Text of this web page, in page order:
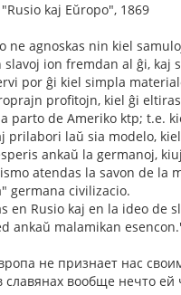
kaj Eŭropo", 1869
ne agnoskas nin kiel
slavoj ion fremdan al ĝi, kaj
por ĝi kiel simpla
profitojn, kiel ĝi
parto de Ameriko ktp; t.e.
prilabori laŭ sia modelo,
ankaŭ la germanoj,
atendas la savon de la
germana civilizacio.
en Rusio kaj en la ideo de
ankaŭ malamikan
не признает нас
славянах вообще нечто ей